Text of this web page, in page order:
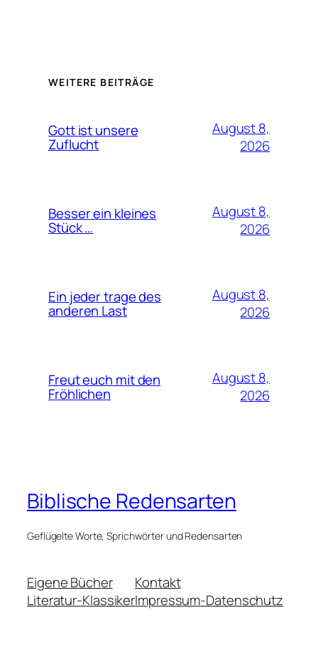
WEITERE BEITRÄGE
Gott ist unsere
Zuflucht
August 8,
2026
Besser ein kleines
Stück …
August 8,
2026
Ein jeder trage des
anderen Last
August 8,
2026
Freut euch mit den
Fröhlichen
August 8,
2026
Biblische Redensarten
Geflügelte Worte, Sprichwörter und Redensarten
Eigene Bücher
Literatur-Klassiker
Kontakt
Impressum-Datenschutz